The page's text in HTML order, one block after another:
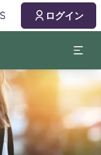
ログイン